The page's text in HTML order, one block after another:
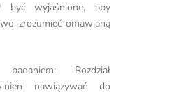
być wyjaśnione, aby
zrozumieć omawianą
Rozdział
nawiązywać do